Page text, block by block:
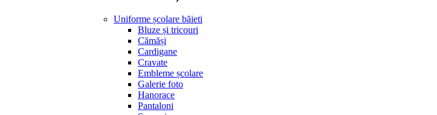
Uniforme școlare băieti
Bluze și tricouri
Cămăși
Cardigane
Cravate
Embleme școlare
Galerie foto
Hanorace
Pantaloni